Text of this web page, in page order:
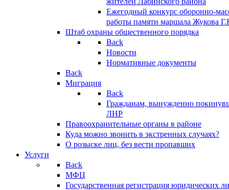
Ежегодный конкурс оборонно-
работы памяти маршала Жукова
Штаб охраны общественного порядка
Back
Новости
Нормативные документы
Back
Миграция
Back
Гражданам, вынужденно
ЛНР
Правоохранительные органы в районе
Куда можно звонить в экстренных случаях?
О розыске лиц, без вести пропавших
Услуги
Back
МФЦ
Государственная регистрация юридических